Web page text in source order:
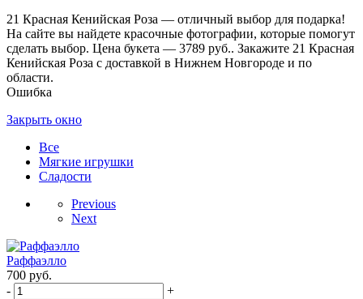
21 Красная Кенийская Роза — отличный выбор для подарка!
На сайте вы найдете красочные фотографии, которые помогут
сделать выбор. Цена букета — 3789 руб.. Закажите 21 Красная
Кенийская Роза с доставкой в Нижнем Новгороде и по
области.
Ошибка
Закрыть окно
Все
Мягкие игрушки
Сладости
Previous
Next
Раффаэлло
700 руб.
-
+